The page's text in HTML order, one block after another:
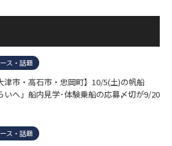
ス・話題
津市・高石市・忠岡町】10/5(土)の帆船
いへ」船内見学･体験乗船の応募〆切が9/20
ス・話題